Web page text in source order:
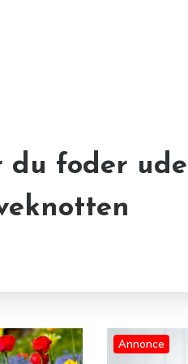
hunde –
du foder
Annonce